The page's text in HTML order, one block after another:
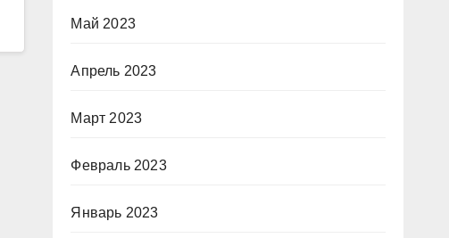
Май 2023
Апрель 2023
Март 2023
Февраль 2023
Январь 2023